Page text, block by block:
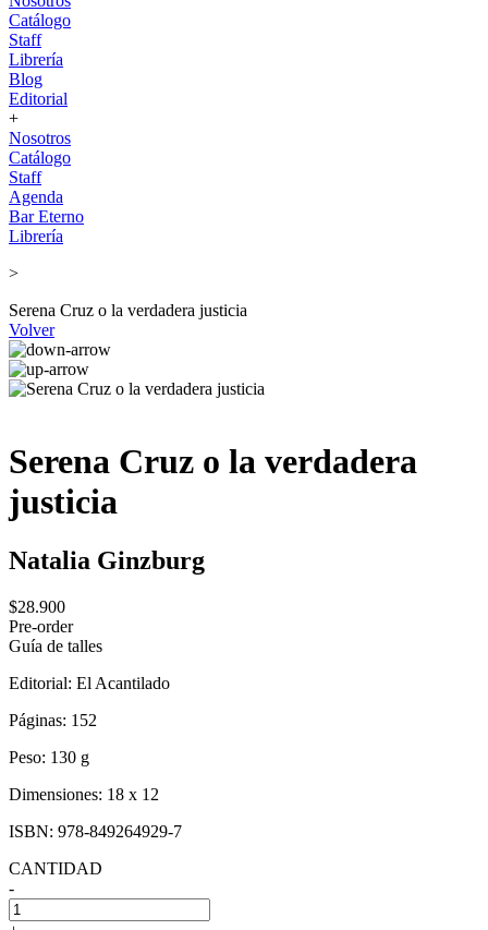
Catálogo
Staff
Librería
Blog
Editorial
+
Nosotros
Catálogo
Staff
Agenda
Bar Eterno
Librería
>
Serena Cruz o la verdadera justicia
Volver
Serena Cruz o la verdadera
justicia
Natalia Ginzburg
$28.900
Pre-order
Guía de talles
Editorial: El Acantilado
Páginas: 152
Peso: 130 g
Dimensiones: 18 x 12
ISBN: 978-849264929-7
CANTIDAD
-